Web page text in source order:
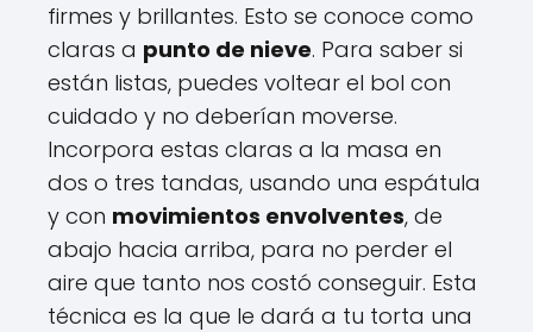
firmes y brillantes. Esto se conoce como
claras a punto de nieve. Para saber si
están listas, puedes voltear el bol con
cuidado y no deberían moverse.
Incorpora estas claras a la masa en
dos o tres tandas, usando una espátula
y con movimientos envolventes, de
abajo hacia arriba, para no perder el
aire que tanto nos costó conseguir. Esta
técnica es la que le dará a tu torta una